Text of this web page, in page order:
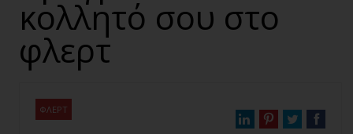
κολλητό σου στο
φλερτ
ΦΛΕΡΤ